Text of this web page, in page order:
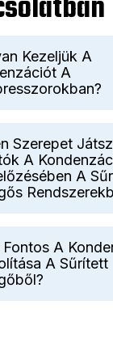
Kezeljük A
A
Szerepet
A
A
A
A Sűrített